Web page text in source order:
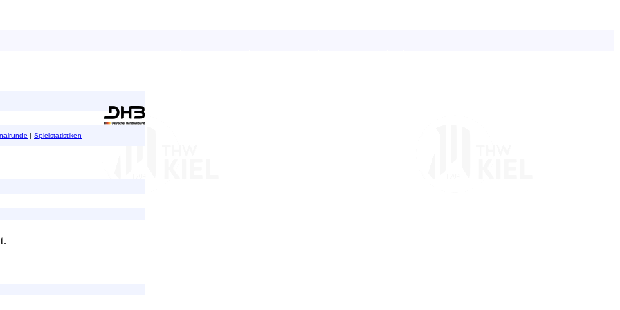
| Spielstatistiken